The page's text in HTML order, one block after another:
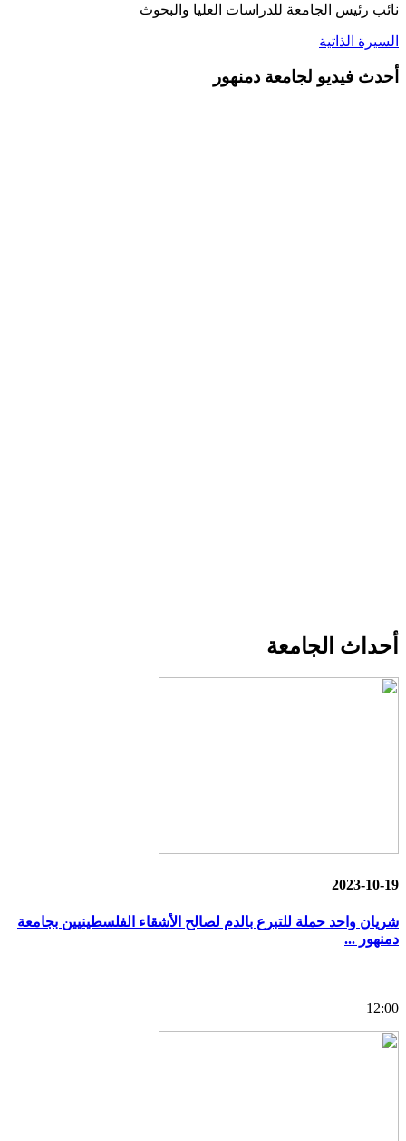
نائب رئيس الجامعة للدراسات العليا والبحوث
السيرة الذاتية
أحدث فيديو لجامعة دمنهور
أحداث الجامعة
2023-10-19
شريان واحد حملة للتبرع بالدم لصالح الأشقاء الفلسطينيين بجامعة
دمنهور ...
12:00